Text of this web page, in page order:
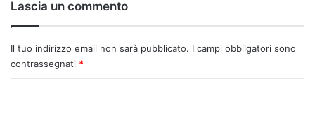
Lascia un commento
Il tuo indirizzo email non sarà pubblicato. I campi obbligatori sono
contrassegnati *